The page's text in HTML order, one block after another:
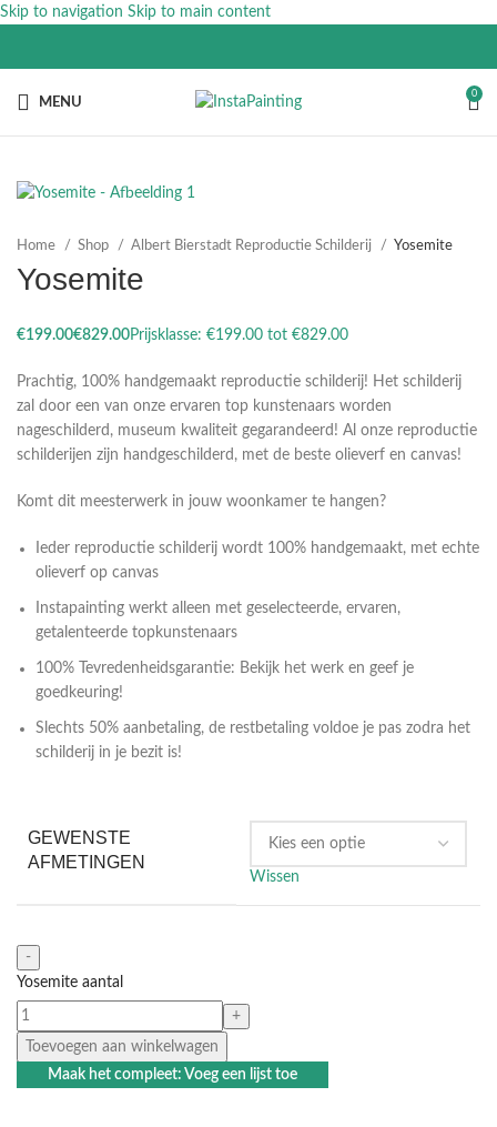
Skip to navigation Skip to main content
MENU
0
Home Shop Albert Bierstadt Reproductie Schilderij Yosemite
Yosemite
€ €
Prachtig, 100% handgemaakt reproductie schilderij! Het schilderij
zal door een van onze ervaren top kunstenaars worden
nageschilderd, museum kwaliteit gegarandeerd! Al onze reproductie
schilderijen zijn handgeschilderd, met de beste olieverf en canvas!
Komt dit meesterwerk in jouw woonkamer te hangen?
Ieder reproductie schilderij wordt 100% handgemaakt, met echte
olieverf op canvas
Instapainting werkt alleen met geselecteerde, ervaren,
getalenteerde topkunstenaars
100% Tevredenheidsgarantie: Bekijk het werk en geef je
goedkeuring!
Slechts 50% aanbetaling, de restbetaling voldoe je pas zodra het
schilderij in je bezit is!
GEWENSTE
AFMETINGEN
Wissen
Yosemite aantal
Toevoegen aan winkelwagen
Maak het compleet: Voeg een lijst toe